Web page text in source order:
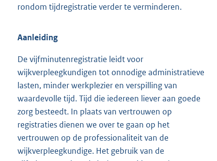
rondom tijdregistratie verder te verminderen.
Aanleiding
De vijfminutenregistratie leidt voor
wijkverpleegkundigen tot onnodige administratieve
lasten, minder werkplezier en verspilling van
waardevolle tijd. Tijd die iedereen liever aan goede
zorg besteedt. In plaats van vertrouwen op
registraties dienen we over te gaan op het
vertrouwen op de professionaliteit van de
wijkverpleegkundige. Het gebruik van de